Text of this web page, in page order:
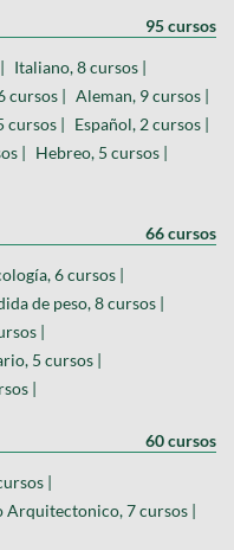
95 cursos
Italiano, 8 cursos |
cursos | Aleman, 9 cursos |
cursos | Español, 2 cursos |
| Hebreo, 5 cursos |
66 cursos
6 cursos |
de peso, 8 cursos |
|
5 cursos |
|
60 cursos
|
Arquitectonico, 7 cursos |